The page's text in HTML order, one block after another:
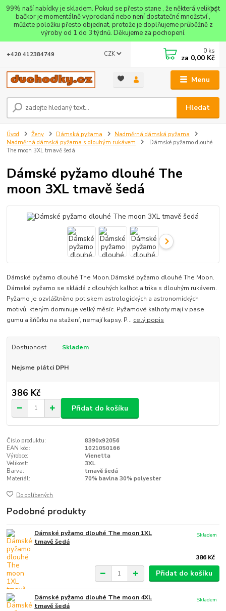
99% naší nabídky je skladem. Pokud se přesto stane , že některá velikost
bačkor je momentálně vyprodaná nebo není dostatečné množství ,
můžete položku přesto objednat, protože je doplňujeme průběžně z
výroby od 1 do 3 týdnů. Děkujeme za pochopení.
Menu
CZK
Hledat
+420 412384749 0 ks
za 0,00 Kč
Úvod Ženy Dámská pyžama
Nadměrná dámská pyžama
Nadměrná dámská pyžama s dlouhým rukávem
Dámské pyžamo dlouhé
The moon 3XL tmavě šedá
Dámské pyžamo dlouhé The
moon 3XL tmavě šedá
Dámské pyžamo dlouhé The Moon.Dámské pyžamo dlouhé The Moon.
Dámské pyžamo se skládá z dlouhých kalhot a trika s dlouhým rukávem.
Pyžamo je ozvláštněno potiskem astrologických a astronomických
motivů, kterým dominuje velký měsíc. Pyžamové kalhoty mají v pase
gumu a šňůrku na stažení, nemají kapsy. P... celý popis
Dostupnost Skladem
Nejsme plátci DPH
386 Kč
Přidat do košíku
Číslo produktu:
8390x92056
EAN kód:
1021050166
Výrobce:
Vienetta
Velikost:
3XL
Barva:
tmavě šedá
Materiál:
70% bavlna 30% polyester
Do oblíbených
Podobné produkty
Dámské pyžamo dlouhé The moon 1XL
tmavě šedá
386 Kč
Skladem
Přidat do košíku
Dámské pyžamo dlouhé The moon 4XL
tmavě šedá
Skladem